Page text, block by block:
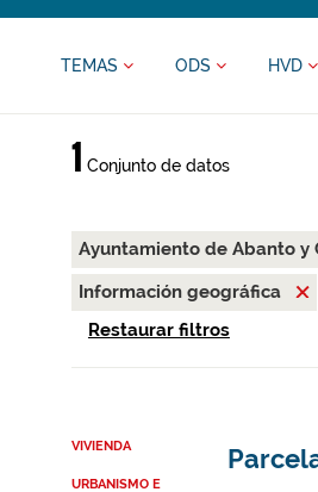
TEMAS ODS HVD
1 Conjunto de datos
Ayuntamiento de Abanto y
Información geográfica
Restaurar filtros
VIVIENDA
URBANISMO E